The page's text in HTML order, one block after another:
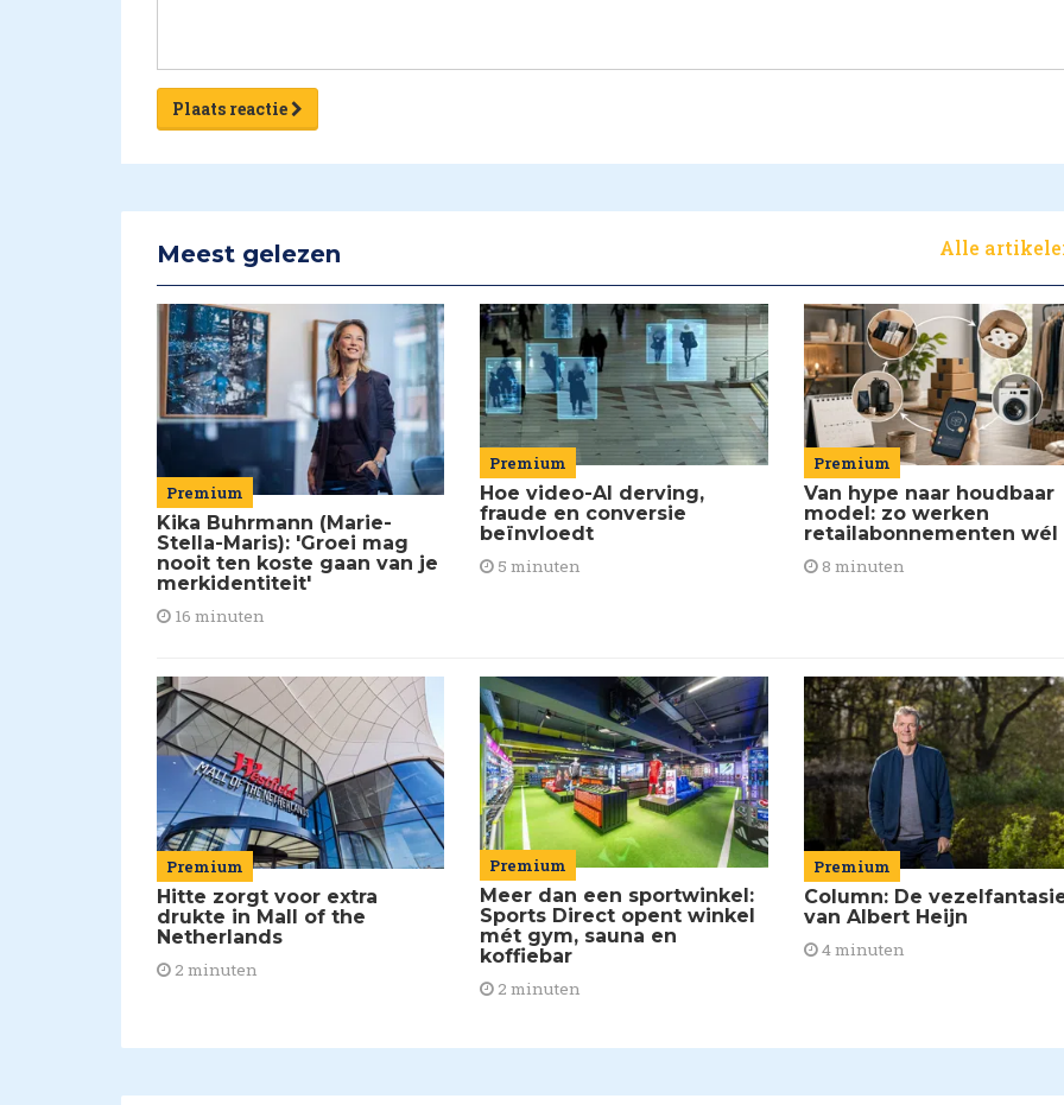
Plaats reactie
Meest gelezen Alle
Premium
Kika Buhrmann (Marie-
Stella-Maris): 'Groei mag
nooit ten koste gaan van je
merkidentiteit'
16 minuten
Premium
Hoe video-AI derving,
fraude en conversie
beïnvloedt
5 minuten
Premium
Van hype naar houdbaar
model: zo werken
retailabonnementen wél
8 minuten
Premium
Hitte zorgt voor extra
drukte in Mall of the
Netherlands
2 minuten
Premium
Meer dan een sportwinkel:
Sports Direct opent winkel
mét gym, sauna en
koffiebar
2 minuten
Premium
Column: De
van Albert Heijn
4 minuten